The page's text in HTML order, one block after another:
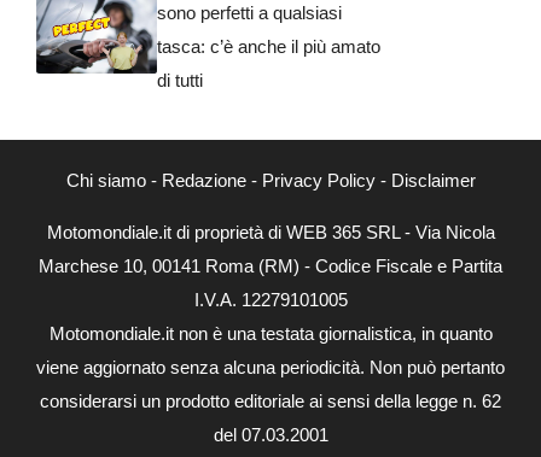
sono perfetti a qualsiasi
tasca: c’è anche il più amato
di tutti
Chi siamo- Redazione- Privacy Policy- Disclaimer
Motomondiale.it di proprietà di WEB 365 SRL - Via Nicola
Marchese 10, 00141 Roma (RM) - Codice Fiscale e Partita
I.V.A. 12279101005
Motomondiale.it non è una testata giornalistica, in quanto
viene aggiornato senza alcuna periodicità. Non può pertanto
considerarsi un prodotto editoriale ai sensi della legge n. 62
del 07.03.2001